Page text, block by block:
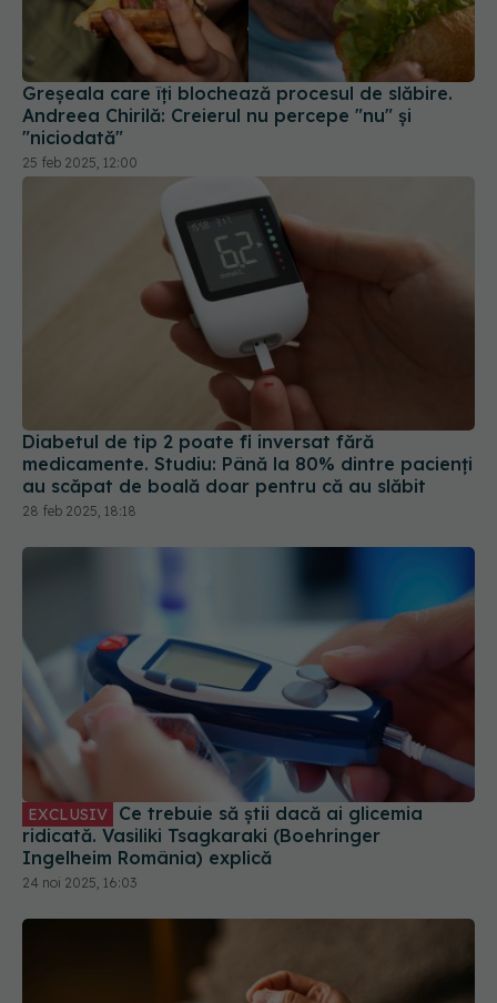
Greșeala care îți blochează procesul de slăbire.
Andreea Chirilă: Creierul nu percepe "nu" și
"niciodată"
25 feb 2025, 12:00
Diabetul de tip 2 poate fi inversat fără
medicamente. Studiu: Până la 80% dintre pacienți
au scăpat de boală doar pentru că au slăbit
28 feb 2025, 18:18
EXCLUSIV
ridicată. Vasiliki Tsagkaraki (Boehringer
Ingelheim România) explică
24 noi 2025, 16:03